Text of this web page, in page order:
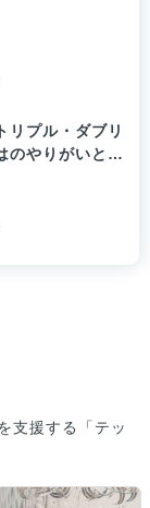
リプル・ダブリ
のやりがいと
支援する「テッ